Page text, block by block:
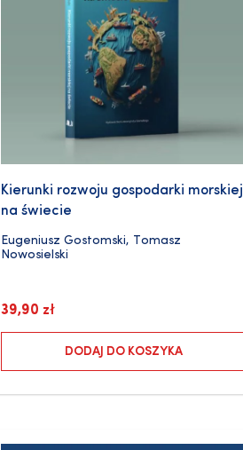
Kierunki rozwoju gospodarki morskiej
na świecie
Eugeniusz Gostomski, Tomasz
Nowosielski
39,90 zł
DODAJ DO KOSZYKA